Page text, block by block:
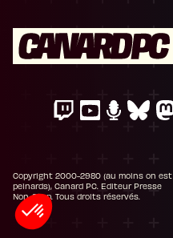
Copyright 2000-2980 (au moins on est
peinards), Canard PC. Editeur Presse
Non-Stop. Tous droits réservés.